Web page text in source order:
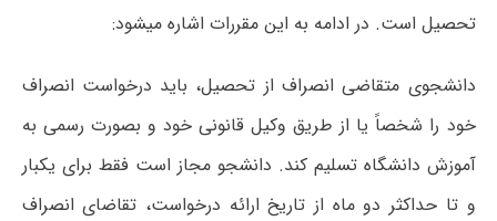
تحصیل است. در ادامه به این مقررات اشاره میشود:
دانشجوی متقاضی انصراف از تحصیل، باید درخواست انصراف
خود را شخصاً یا از طریق وکیل قانونی خود و بصورت رسمی به
آموزش دانشگاه تسلیم کند. دانشجو مجاز است فقط برای یکبار
و تا حداکثر دو ماه از تاریخ ارائه درخواست، تقاضای انصراف